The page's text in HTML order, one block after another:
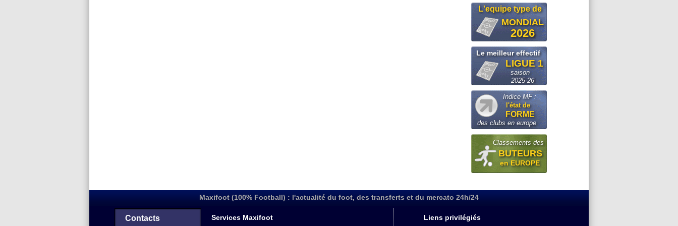
L'equipe type de
MONDIAL
2026
Le meilleur effectif
LIGUE 1
saison
2025-26
Indice MF :
l'état de
FORME
des clubs en europe
Classements des
BUTEURS
en EUROPE
Maxifoot (100% Football) : l'actualité du foot, des transferts et du mercato 24h/24
Contacts Services Maxifoot Liens privilégiés